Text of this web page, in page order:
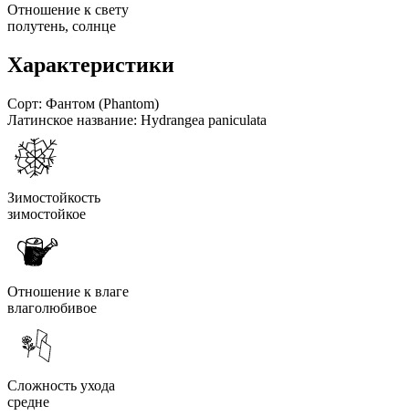
Отношение к свету
полутень, солнце
Характеристики
Сорт: Фантом (Phantom)
Латинское название: Hydrangea paniculata
Зимостойкость
зимостойкое
Отношение к влаге
влаголюбивое
Сложность ухода
средне